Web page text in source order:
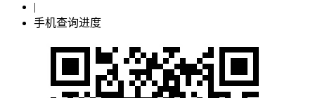
|
手机查询进度